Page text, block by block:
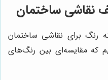
نقاشی ساختمان
رنگ برای نقاشی ساختمان
که مقایسه‌ای بین رنگ‌های